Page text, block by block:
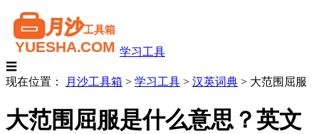
学习工具
☰
现在位置：
月沙工具箱 > 学习工具 > 汉英词典 > 大范围屈服
大范围屈服是什么意思？英文